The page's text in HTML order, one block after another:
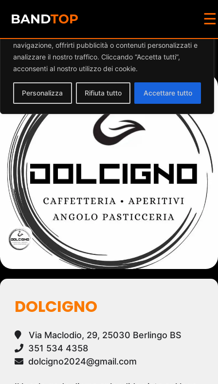
Diamo valore alla tua privacy
navigazione, offrirti pubblicità o contenuti personalizzati e
analizzare il nostro traffico. Cliccando “Accetta tutti”,
acconsenti al nostro utilizzo dei cookie.
Personalizza Rifiuta tutto Accettare tutto
BANDTOP ☰
Events at this location
DOLCIGNO
Via Maclodio, 29, 25030 Berlingo BS
351 534 4358
dolcigno2024@gmail.com